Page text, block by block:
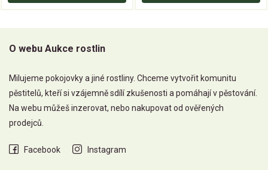
O webu Aukce rostlin
Milujeme pokojovky a jiné rostliny. Chceme vytvořit komunitu
pěstitelů, kteří si vzájemně sdílí zkušenosti a pomáhají v pěstování.
Na webu můžeš inzerovat, nebo nakupovat od ověřených
prodejců.
Facebook Instagram